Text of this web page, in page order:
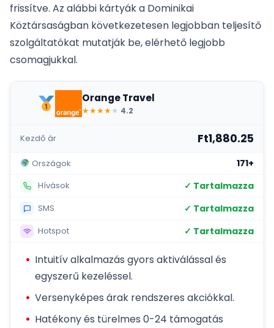
frissítve. Az alábbi kártyák a Dominikai
Köztársaságban következetesen legjobban teljesítő
szolgáltatókat mutatják be, elérhető legjobb
csomagjukkal.
Orange Travel
★★★★★ 4.2
Kezdő ár Ft1,880.25
Országok 171+
Hívások ✓ Tartalmazza
SMS ✓ Tartalmazza
Hotspot ✓ Tartalmazza
Intuitív alkalmazás gyors aktiválással és
egyszerű kezeléssel.
Versenyképes árak rendszeres akciókkal.
Hatékony és türelmes 0-24 támogatás